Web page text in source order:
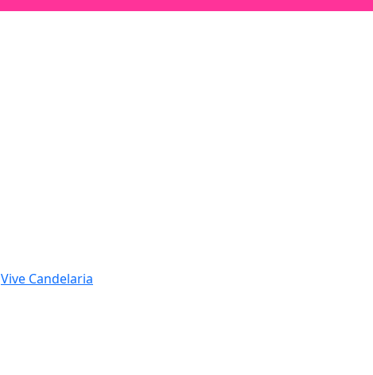
Vive Candelaria